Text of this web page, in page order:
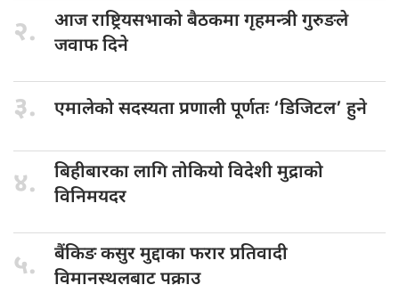
२. आज राष्ट्रियसभाकोबैठकमा गृहमन्त्री गुरुङले
जवाफ दिने
३. एमालेको सदस्यताप्रणाली पूर्णतः ‘डिजिटल’ हुने
४. बिहीबारका लागितोकियो विदेशी मुद्राको
विनिमयदर
५. बैंकिङ कसुरमुद्दाका फरार प्रतिवादी
विमानस्थलबाट पक्राउ